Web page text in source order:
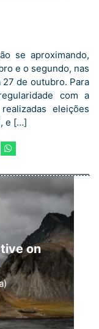
se aproximando,
e o segundo, nas
de outubro. Para
com a
eleições
e […]
on